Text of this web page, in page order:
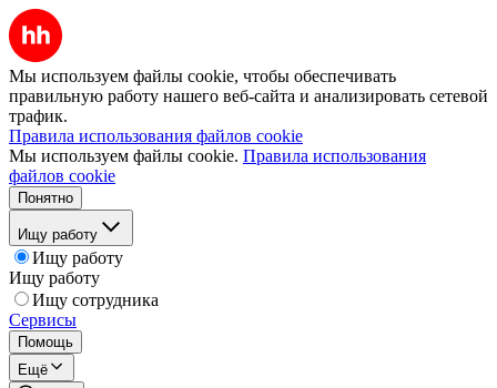
Мы используем файлы cookie, чтобы обеспечивать
правильную работу нашего веб-сайта и анализировать сетевой
трафик.
Правила использования файлов cookie
Мы используем файлы cookie. Правила использования
файлов cookie
Понятно
Ищу работу
Ищу работу
Ищу работу
Ищу сотрудника
Сервисы
Помощь
Ещё